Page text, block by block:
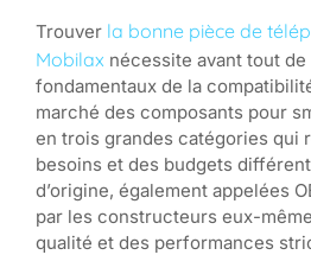
Trouver la bonne pièce de
Mobilax nécessite avant tout
fondamentaux de la
marché des composants pour
en trois grandes catégories qui
besoins et des budgets
d’origine, également appelées
par les constructeurs eux-
qualité et des performances